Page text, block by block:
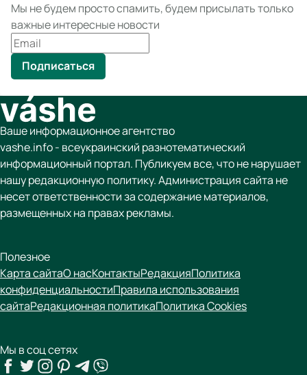
Мы не будем просто спамить, будем присылать только
важные интересные новости
Подписаться
Ваше информационное агентство
vashe.info - всеукраинский разнотематический
информационный портал. Публикуем все, что не нарушает
нашу редакционную политику. Администрация сайта не
несет ответственности за содержание материалов,
размещенных на правах рекламы.
Полезное
Карта сайтаО насКонтактыРедакцияПолитика
конфиденциальностиПравила использования
сайтаРедакционная политикаПолитика Cookies
Мы в соц сетях